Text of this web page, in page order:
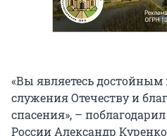
«Вы являетесь
служения Отечеству и
спасения», –
России Александр